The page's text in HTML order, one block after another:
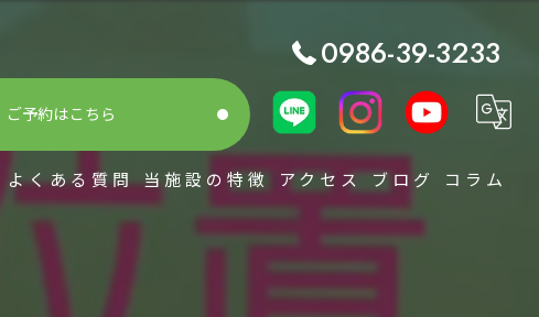
0986-39-3233
ご予約はこちら
よくある質問 当施設の特徴
シミュレーション
アクセス ブログ コラム